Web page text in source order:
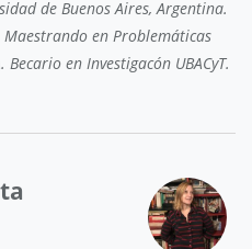
de Buenos Aires, Argentina.
Maestrando en Problemáticas
Becario en Investigacón UBACyT.